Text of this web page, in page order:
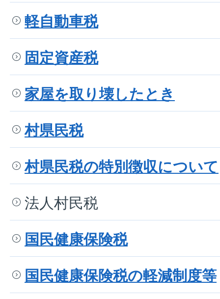
軽自動車税
固定資産税
家屋を取り壊したとき
村県民税
村県民税の特別徴収について
法人村民税
国民健康保険税
国民健康保険税の軽減制度等